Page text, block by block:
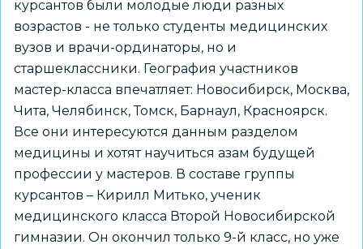
курсантов были молодые люди разных
возрастов - не только студенты медицинских
вузов и врачи-ординаторы, но и
старшеклассники. География участников
мастер-класса впечатляет: Новосибирск, Москва,
Чита, Челябинск, Томск, Барнаул, Красноярск.
Все они интересуются данным разделом
медицины и хотят научиться азам будущей
профессии у мастеров. В составе группы
курсантов – Кирилл Митько, ученик
медицинского класса Второй Новосибирской
гимназии. Он окончил только 9-й класс, но уже